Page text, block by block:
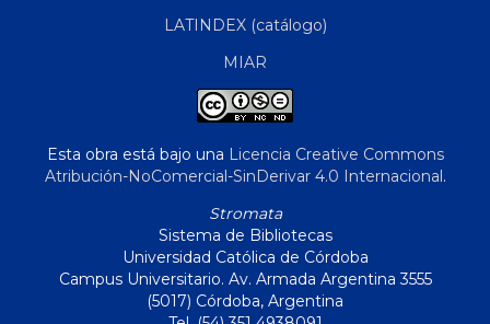
LATINDEX (catálogo)
MIAR
Esta obra está bajo una Licencia Creative Commons
Atribución-NoComercial-SinDerivar 4.0 Internacional.
Stromata
Sistema de Bibliotecas
Universidad Católica de Córdoba
Campus Universitario. Av. Armada Argentina 3555
(5017) Córdoba, Argentina